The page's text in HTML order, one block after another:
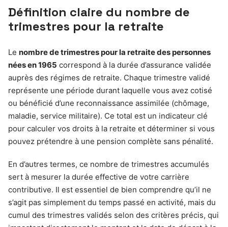
Définition claire du nombre de
trimestres pour la retraite
Le nombre de trimestres pour la retraite des personnes
nées en 1965 correspond à la durée d’assurance validée
auprès des régimes de retraite. Chaque trimestre validé
représente une période durant laquelle vous avez cotisé
ou bénéficié d’une reconnaissance assimilée (chômage,
maladie, service militaire). Ce total est un indicateur clé
pour calculer vos droits à la retraite et déterminer si vous
pouvez prétendre à une pension complète sans pénalité.
En d’autres termes, ce nombre de trimestres accumulés
sert à mesurer la durée effective de votre carrière
contributive. Il est essentiel de bien comprendre qu’il ne
s’agit pas simplement du temps passé en activité, mais du
cumul des trimestres validés selon des critères précis, qui